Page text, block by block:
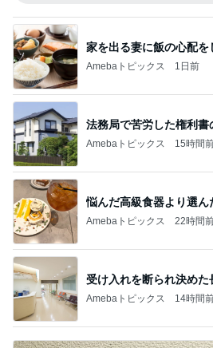
家を出る妻に飯の心配を
Amebaトピックス 1日前
法務局で苦労した権利書
Amebaトピックス 15時間
悩んだ高級食器より選ん
Amebaトピックス 22時間
受け入れを断られ決めた
Amebaトピックス 14時間